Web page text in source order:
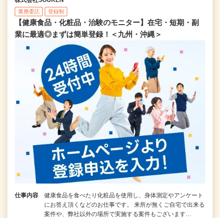
業務委託 登録制
【健康食品・化粧品・治験のモニター】在宅・短期・副
業に最適◎まずは簡単登録！＜九州・沖縄＞
仕事内容
健康食品を食べたり化粧品を使用し、身体測定やアンケート
にお答え頂くなどのお仕事です。 来所が無くご自宅で出来る
案件や、弊社以外の場所で実施する案件もございます…